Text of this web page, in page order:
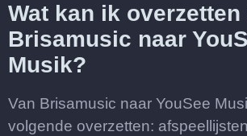
Wat kan ik overzetten
Brisamusic naar
Musik?
Van Brisamusic naar YouSee
volgende overzetten: